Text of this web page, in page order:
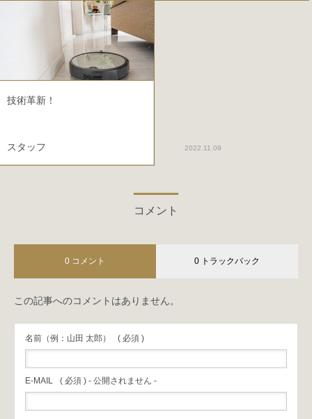
技術革新！
スタッフ 2022.11.09
コメント
0 コメント 0 トラックバック
この記事へのコメントはありません。
名前（例：山田 太郎） ( 必須 )
E-MAIL ( 必須 ) - 公開されません -